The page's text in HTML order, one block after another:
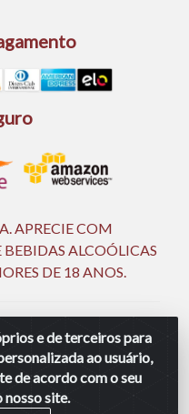
e de terceiros para
ao usuário,
de acordo com o seu
nosso site.
APRECIE COM
ALCOÓLICAS
DE 18 ANOS.
05.390.477/0002-25 -
- CEP 54130-340 -
PE